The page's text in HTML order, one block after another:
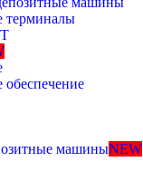
терминалы
обеспечение
машиныNEW